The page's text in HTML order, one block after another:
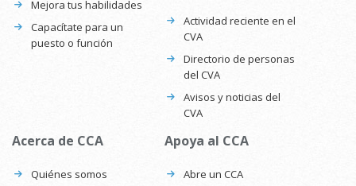
Mejora tus habilidades
Capacítate para un
puesto o función
Actividad reciente en el
CVA
Directorio de personas
del CVA
Avisos y noticias del
CVA
Acerca de CCA
Quiénes somos
Apoya al CCA
Abre un CCA